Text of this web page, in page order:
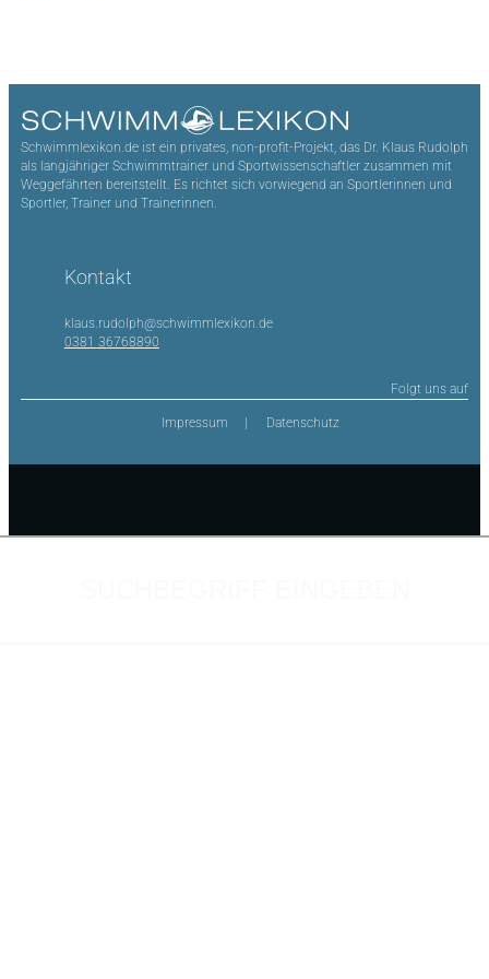
Schwimmlexikon.de ist ein privates, non-profit-Projekt, das Dr. Klaus Rudolph
als langjähriger Schwimmtrainer und Sportwissenschaftler zusammen mit
Weggefährten bereitstellt. Es richtet sich vorwiegend an Sportlerinnen und
Sportler, Trainer und Trainerinnen.
Kontakt
klaus.rudolph@schwimmlexikon.de
0381 36768890
Folgt uns auf
Impressum Datenschutz